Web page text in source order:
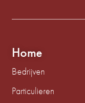
Home
Bedrijven
Particulieren